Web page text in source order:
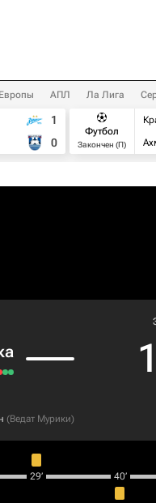
АПЛ Ла Лига
1
0
Футбол
Закончен (П)
1
(Ведат Мурики)
29‎’‎ 40‎’‎